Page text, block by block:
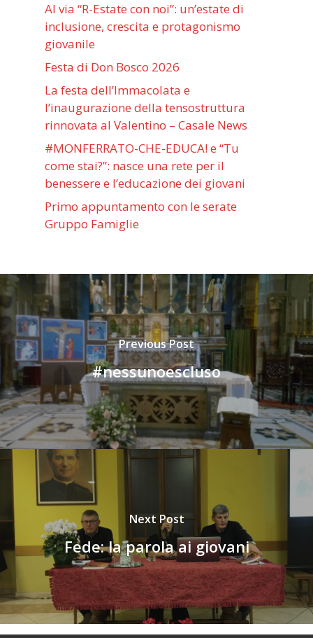
Al via “R-Estate con noi”: un’estate di
inclusione, crescita e protagonismo
giovanile
Festa di Don Bosco 2026
La festa dell’Immacolata e
l’inaugurazione della tensostruttura
rinnovata al Valentino – Casale News
#MONFERRATO-CHE-EDUCA! e “Tu
come stai?”: nasce una rete per il
benessere e l’educazione dei giovani
Primo appuntamento con le serate
Gruppo Famiglie
Previous Post
#nessunoescluso
Next Post
Fede: la parola ai giovani